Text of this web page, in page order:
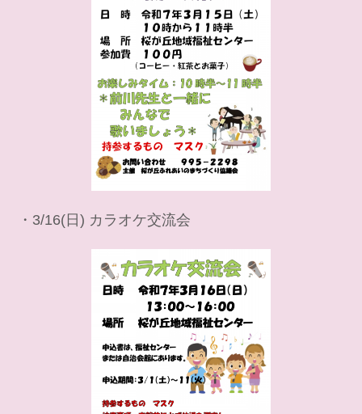
・3/16(日) カラオケ交流会